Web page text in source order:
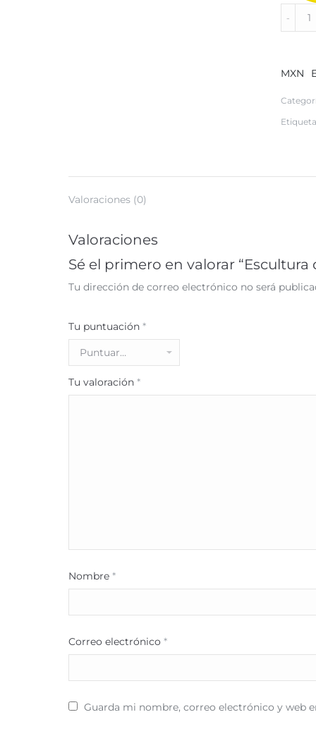
en
MXN
Valoraciones (0)
Valoraciones
Sé el primero en valorar
Tu dirección de correo electrónico no será
Tu puntuación *
Tu valoración *
Nombre *
Correo electrónico *
Guarda mi nombre, correo electrónico y web